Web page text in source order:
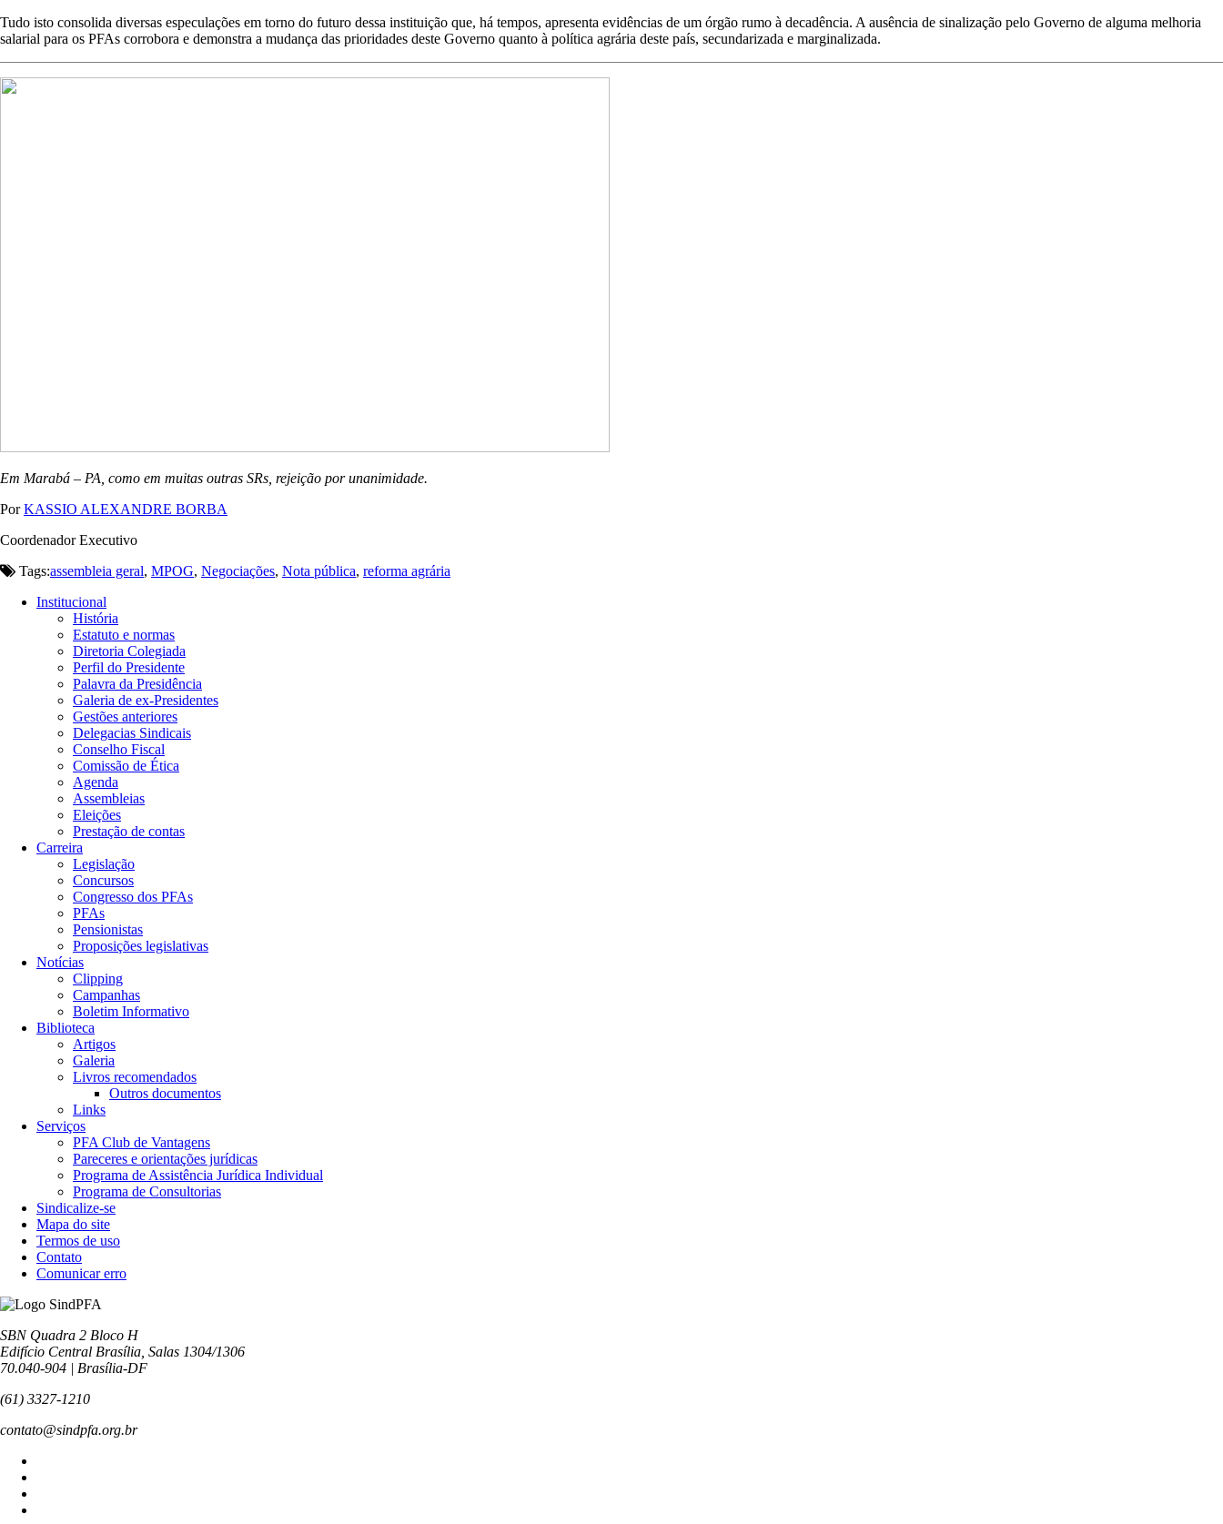
Tudo isto consolida diversas especulações em torno do futuro dessa instituição que, há tempos, apresenta evidências de um órgão rumo à decadência. A ausência de sinalização pelo Governo de alguma melhoria
salarial para os PFAs corrobora e demonstra a mudança das prioridades deste Governo quanto à política agrária deste país, secundarizada e marginalizada.
Em Marabá – PA, como em muitas outras SRs, rejeição por unanimidade.
PorKASSIO ALEXANDRE BORBA
Coordenador Executivo
Tags:assembleia geral, MPOG, Negociações, Nota pública, reforma agrária
Institucional
História
Estatuto e normas
Diretoria Colegiada
Perfil do Presidente
Palavra da Presidência
Galeria de ex-Presidentes
Gestões anteriores
Delegacias Sindicais
Conselho Fiscal
Comissão de Ética
Agenda
Assembleias
Eleições
Prestação de contas
Carreira
Legislação
Concursos
Congresso dos PFAs
PFAs
Pensionistas
Proposições legislativas
Notícias
Clipping
Campanhas
Boletim Informativo
Biblioteca
Artigos
Galeria
Livros recomendados
Outros documentos
Links
Serviços
PFA Club de Vantagens
Pareceres e orientações jurídicas
Programa de Assistência Jurídica Individual
Programa de Consultorias
Sindicalize-se
Mapa do site
Termos de uso
Contato
Comunicar erro
SBN Quadra 2 Bloco H
Edifício Central Brasília, Salas 1304/1306
70.040-904 | Brasília-DF
(61) 3327-1210
contato@sindpfa.org.br